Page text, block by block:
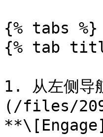
{% tabs %}
{% tab
1. 从左侧导
(/files/